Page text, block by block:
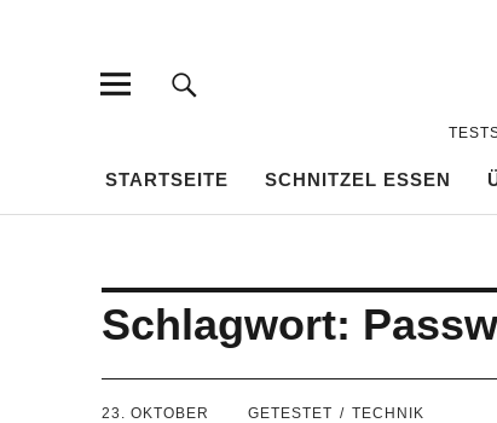
STARTSEITE SCHNITZEL ESSEN
Schlagwort:
23. OKTOBER
GETESTET TECHNIK